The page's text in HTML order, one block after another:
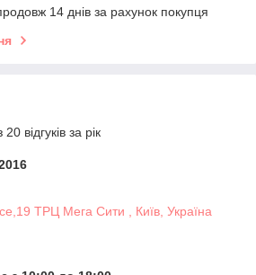
14 днів за рахунок покупця
відгуків за рік
ТРЦ Мега Сити , Київ, Україна